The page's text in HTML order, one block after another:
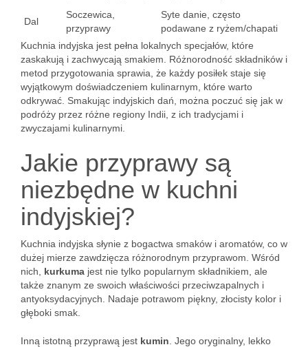
Dal
Soczewica,
przyprawy
Syte danie, często
podawane z ryżem/chapati
Kuchnia indyjska jest pełna lokalnych specjałów, które
zaskakują i zachwycają smakiem. Różnorodność składników i
metod przygotowania sprawia, że każdy posiłek staje się
wyjątkowym doświadczeniem kulinarnym, które warto
odkrywać. Smakując indyjskich dań, można poczuć się jak w
podróży przez różne regiony Indii, z ich tradycjami i
zwyczajami kulinarnymi.
Jakie przyprawy są
niezbędne w kuchni
indyjskiej?
Kuchnia indyjska słynie z bogactwa smaków i aromatów, co w
dużej mierze zawdzięcza różnorodnym przyprawom. Wśród
nich, kurkuma jest nie tylko popularnym składnikiem, ale
także znanym ze swoich właściwości przeciwzapalnych i
antyoksydacyjnych. Nadaje potrawom piękny, złocisty kolor i
głęboki smak.
Inną istotną przyprawą jest kumin . Jego oryginalny, lekko